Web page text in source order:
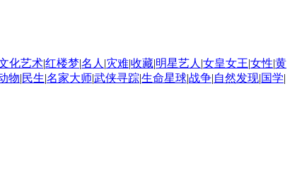
化艺术|红楼梦|名人 |灾难|收藏|明星艺人 |女皇女王|女性|黄
物|民生|名家大师|武侠寻踪|生命星球|战争|自然发现|国学|